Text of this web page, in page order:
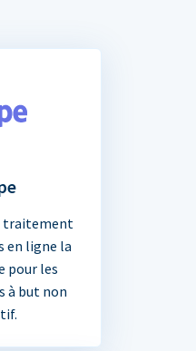
traitement
en ligne la
pour les
à but non